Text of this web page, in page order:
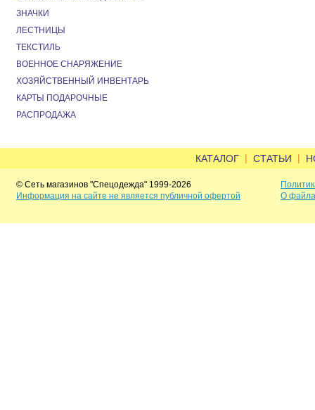
ЗНАЧКИ
ЛЕСТНИЦЫ
ТЕКСТИЛЬ
ВОЕННОЕ СНАРЯЖЕНИЕ
ХОЗЯЙСТВЕННЫЙ ИНВЕНТАРЬ
КАРТЫ ПОДАРОЧНЫЕ
РАСПРОДАЖА
КАТАЛОГ | СТАТЬИ |
© Сеть магазинов "Спецодежда" 1999-2026
Информация на сайте не является публичной офертой
О